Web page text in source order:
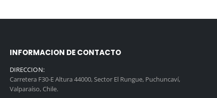
INFORMACION DE CONTACTO
DIRECCION:
Carretera F30-E Altura 44000, Sector El Rungue, Puchuncaví,
Valparaíso, Chile.